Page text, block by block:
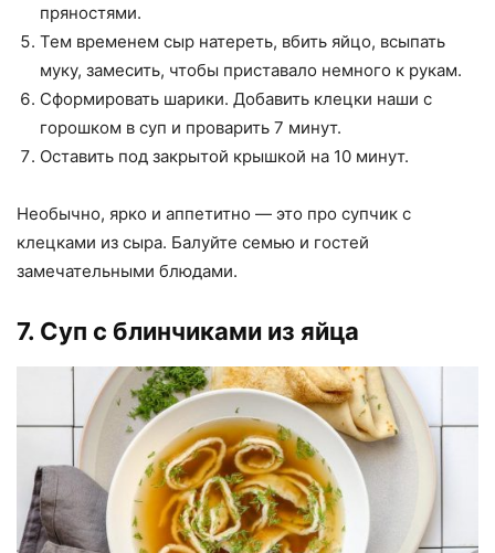
пряностями.
Тем временем сыр натереть, вбить яйцо, всыпать
муку, замесить, чтобы приставало немного к рукам.
Сформировать шарики. Добавить клецки наши с
горошком в суп и проварить 7 минут.
Оставить под закрытой крышкой на 10 минут.
Необычно, ярко и аппетитно — это про супчик с
клецками из сыра. Балуйте семью и гостей
замечательными блюдами.
7. Суп с блинчиками из яйца